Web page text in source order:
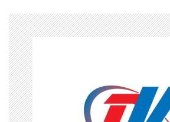
t
n
a
v
i